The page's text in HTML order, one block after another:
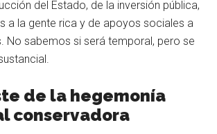
del Estado, de la inversión pública,
a la gente rica y de apoyos sociales a
No sabemos si será temporal, pero se
de la hegemonía
conservadora